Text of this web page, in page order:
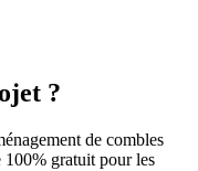
?
de combles
gratuit pour les